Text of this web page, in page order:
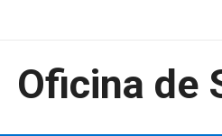
Oficina de